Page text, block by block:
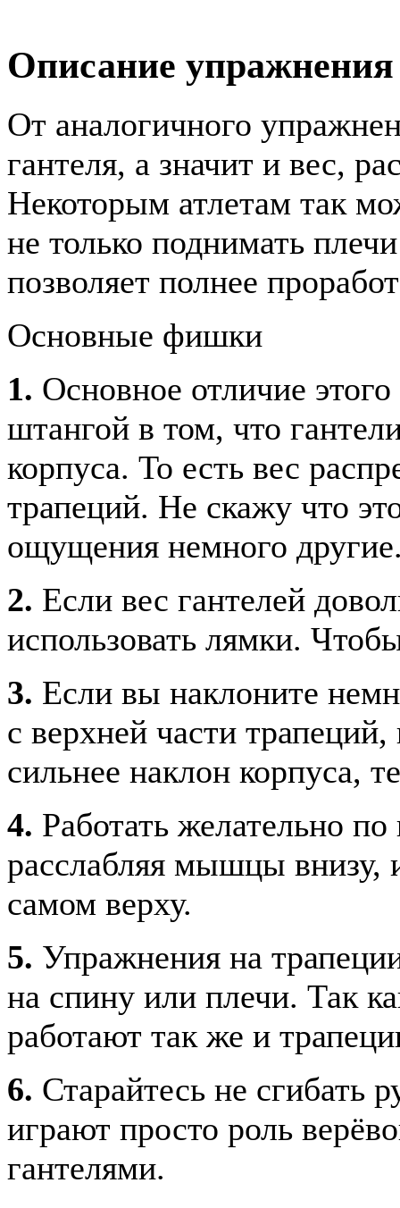
Описание упражнения
От аналогичного
гантеля, а значит и вес,
Некоторым атлетам так
не только поднимать
позволяет полнее
Основные фишки
1. Основное отличие
штангой в том, что
корпуса. То есть вес
трапеций. Не скажу что
ощущения немного
2. Если вес гантелей
использовать лямки.
3. Если вы наклоните
с верхней части
сильнее наклон корпуса,
4. Работать желательно
расслабляя мышцы внизу,
самом верху.
5. Упражнения на
на спину или плечи. Так
работают так же и
6. Старайтесь не сгибать
играют просто роль
гантелями.